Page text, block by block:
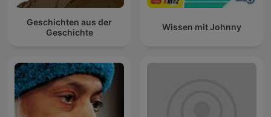
Geschichten aus der
Geschichte
Wissen mit Johnny